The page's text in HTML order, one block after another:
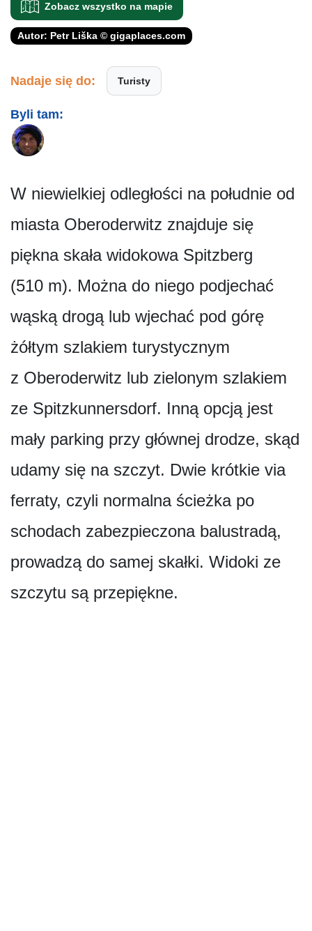
Zobacz wszystko na mapie
Autor: Petr Liška © gigaplaces.com
Nadaje się do: Turisty
Byli tam:
W niewielkiej odległości na południe od
miasta Oberoderwitz znajduje się
piękna skała widokowa Spitzberg
(510 m). Można do niego podjechać
wąską drogą lub wjechać pod górę
żółtym szlakiem turystycznym
z Oberoderwitz lub zielonym szlakiem
ze Spitzkunnersdorf. Inną opcją jest
mały parking przy głównej drodze, skąd
udamy się na szczyt. Dwie krótkie via
ferraty, czyli normalna ścieżka po
schodach zabezpieczona balustradą,
prowadzą do samej skałki. Widoki ze
szczytu są przepiękne.